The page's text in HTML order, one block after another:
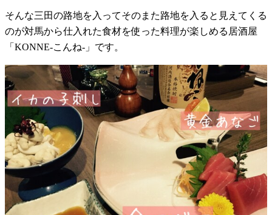
そんな三田の路地を入ってそのまた路地を入ると見えてくる
のが対馬から仕入れた食材を使った料理が楽しめる居酒屋
「KONNE-こんね-」です。